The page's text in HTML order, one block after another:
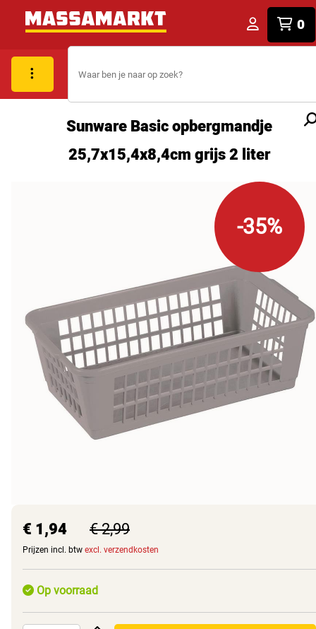
0
Sunware Basic opbergmandje
25,7x15,4x8,4cm grijs 2 liter
-35%
€ 1,94 € 2,99
Prijzen incl. btw excl. verzendkosten
Op voorraad